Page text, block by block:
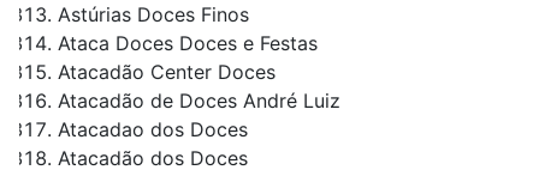
Astúrias Doces Finos
Ataca Doces Doces e Festas
Atacadão Center Doces
Atacadão de Doces André Luiz
Atacadao dos Doces
Atacadão dos Doces